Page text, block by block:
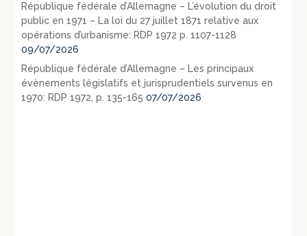
République fédérale d’Allemagne – L’évolution du droit
public en 1971 – La loi du 27 juillet 1871 relative aux
opérations d’urbanisme: RDP 1972 p. 1107-1128
09/07/2026
République fédérale d’Allemagne – Les principaux
évènements législatifs et jurisprudentiels survenus en
1970: RDP 1972, p. 135-165 07/07/2026